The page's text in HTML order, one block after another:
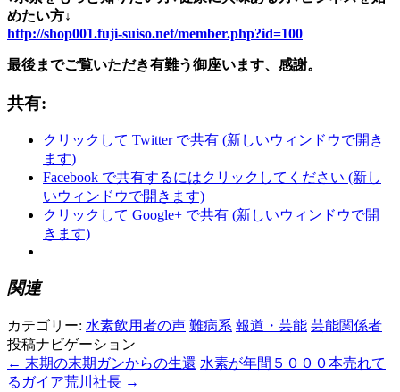
めたい方↓
http://shop001.fuji-suiso.net/member.php?id=100
最後までご覧いただき有難う御座います、感謝。
共有:
クリックして Twitter で共有 (新しいウィンドウで開き
ます)
Facebook で共有するにはクリックしてください (新し
いウィンドウで開きます)
クリックして Google+ で共有 (新しいウィンドウで開
きます)
関連
カテゴリー: 水素飲用者の声 難病系 報道・芸能 芸能関係者
投稿ナビゲーション
← 末期の末期ガンからの生還 水素が年間５０００本売れて
るガイア荒川社長 →